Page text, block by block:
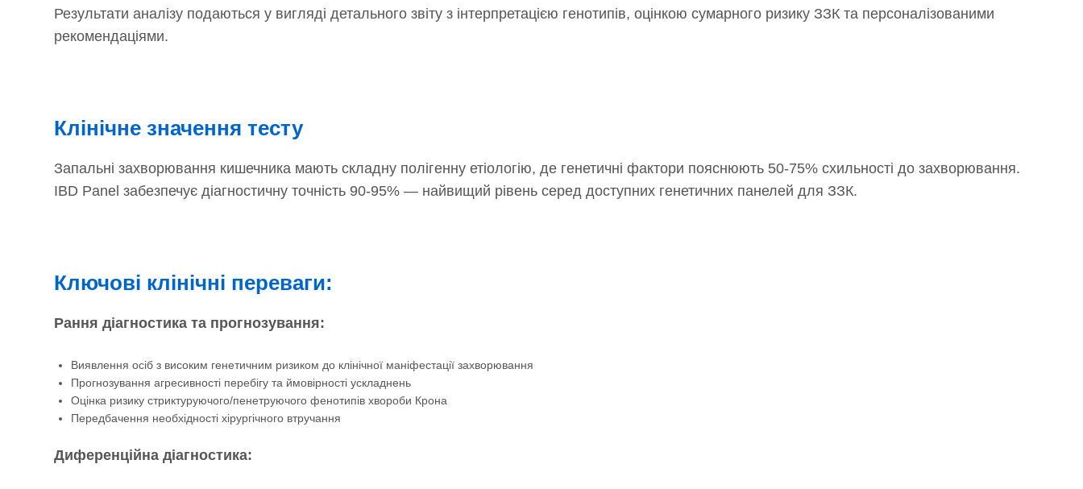
Результати аналізу подаються у вигляді детального звіту з інтерпретацією генотипів, оцінкою сумарного ризику ЗЗК та персоналізованими
рекомендаціями.
Клінічне значення тесту
Запальні захворювання кишечника мають складну полігенну етіологію, де генетичні фактори пояснюють 50-75% схильності до захворювання.
IBD Panel забезпечує діагностичну точність 90-95% — найвищий рівень серед доступних генетичних панелей для ЗЗК.
Ключові клінічні переваги:
Рання діагностика та прогнозування:
Виявлення осіб з високим генетичним ризиком до клінічної маніфестації захворювання
Прогнозування агресивності перебігу та ймовірності ускладнень
Оцінка ризику стриктуруючого/пенетруючого фенотипів хвороби Крона
Передбачення необхідності хірургічного втручання
Диференційна діагностика: